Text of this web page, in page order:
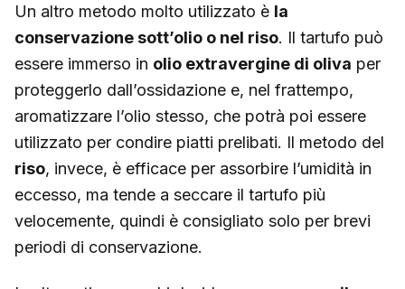
Un altro metodo molto utilizzato è la
conservazione sott’olio o nel riso. Il tartufo può
essere immerso in olio extravergine di oliva per
proteggerlo dall’ossidazione e, nel frattempo,
aromatizzare l’olio stesso, che potrà poi essere
utilizzato per condire piatti prelibati. Il metodo del
riso, invece, è efficace per assorbire l’umidità in
eccesso, ma tende a seccare il tartufo più
velocemente, quindi è consigliato solo per brevi
periodi di conservazione.